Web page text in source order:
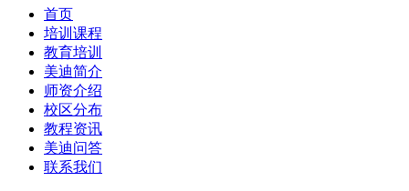
首页
培训课程
教育培训
美迪简介
师资介绍
校区分布
教程资讯
美迪问答
联系我们